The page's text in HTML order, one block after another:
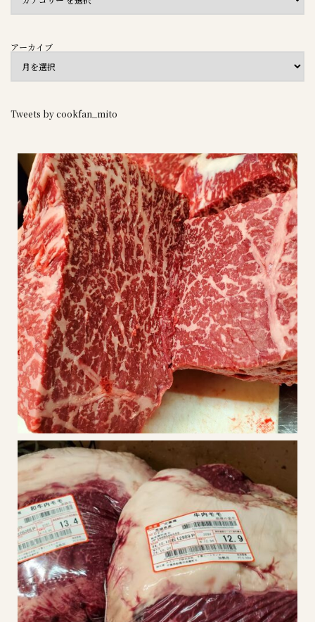
アーカイブ
Tweets by cookfan_mito